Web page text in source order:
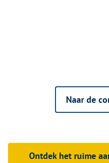
Naar de
Ontdek het ruime